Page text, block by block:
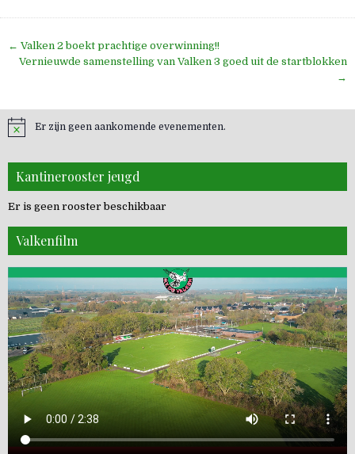
Bericht
navigatie
← Valken 2 boekt prachtige overwinning!!
Vernieuwde samenstelling van Valken 3 goed uit de startblokken
→
Er zijn geen aankomende evenementen.
Kantinerooster jeugd
Er is geen rooster beschikbaar
Valkenfilm